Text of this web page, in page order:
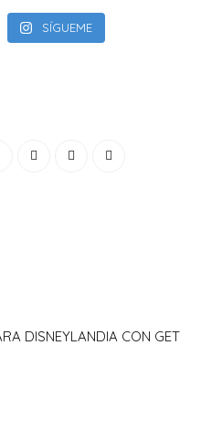
SÍGUEME